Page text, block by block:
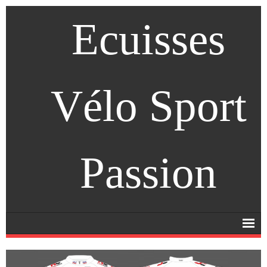
Ecuisses
Vélo Sport
Passion